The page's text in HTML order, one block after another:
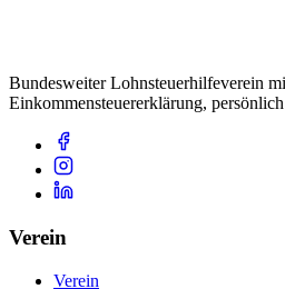
Bundesweiter Lohnsteuerhilfeverein
Einkommensteuererklärung,
Verein
Verein